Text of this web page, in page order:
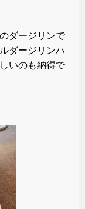
ダージリンで
ダージリンハ
いのも納得で